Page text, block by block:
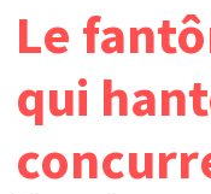
Le
qui